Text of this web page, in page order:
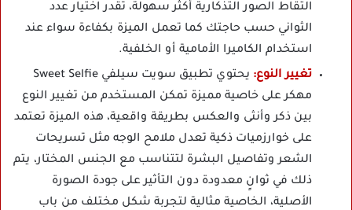
التقاط الصور التذكارية أكثر سهولة، تقدر اختيار عدد
الثواني حسب حاجتك كما تعمل الميزة بكفاءة سواء عند
استخدام الكاميرا الأمامية أو الخلفية.
تغيير النوع:
يحتوي تطبيق سويت سيلفي Sweet Selfie
مهكر على خاصية مميزة تمكن المستخدم من تغيير النوع
بين ذكر وأنثى والعكس بطريقة واقعية، هذه الميزة تعتمد
على خوارزميات ذكية تعدل ملامح الوجه مثل تسريحات
الشعر وتفاصيل البشرة لتتناسب مع الجنس المختار، يتم
ذلك في ثوانٍ معدودة دون التأثير على جودة الصورة
الأصلية، الخاصية مثالية لتجربة شكل مختلف من باب